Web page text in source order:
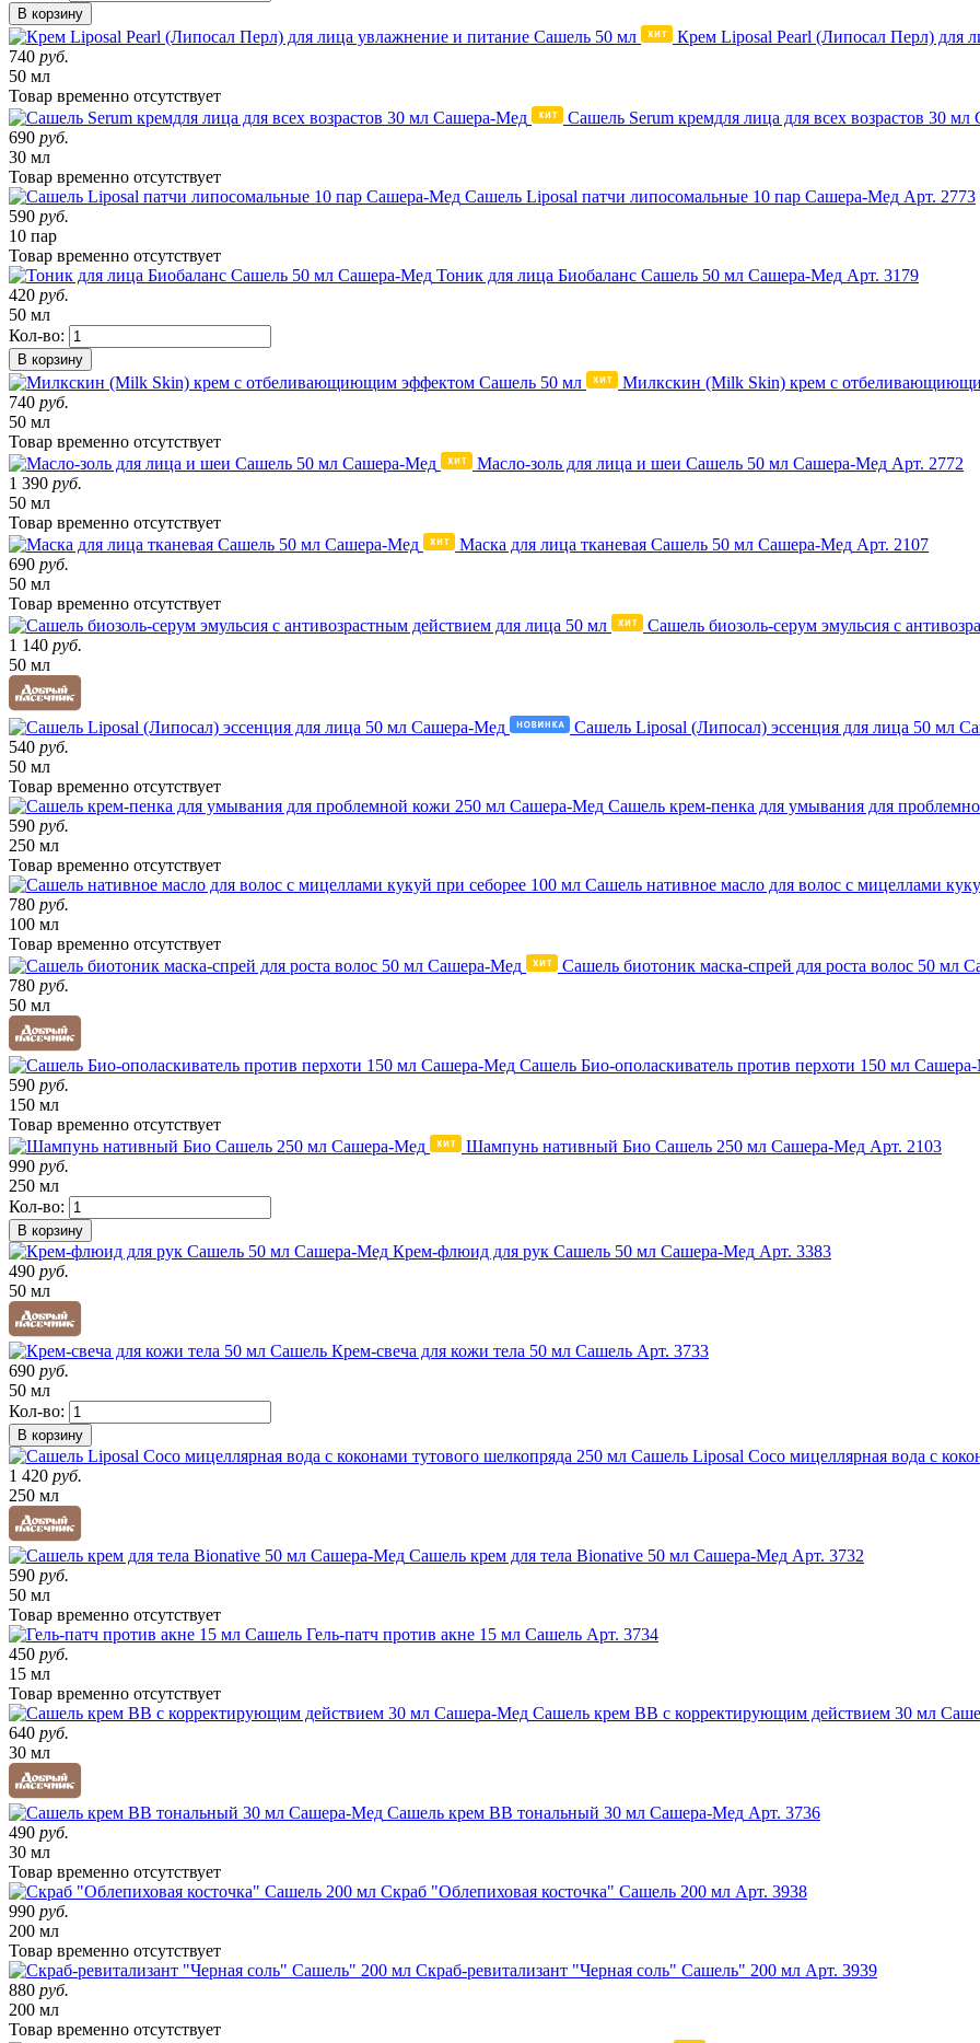
В корзину
Крем Liposal Pearl (Липосал Перл) для
740 руб.
50 мл
Товар временно отсутствует
Сашель Serum кремдля лица для всех возрастов 30
690 руб.
30 мл
Товар временно отсутствует
Сашель Liposal патчи липосомальные 10 пар Сашера-Мед Арт. 2773
590 руб.
10 пар
Товар временно отсутствует
Тоник для лица Биобаланс Сашель 50 мл Сашера-Мед Арт. 3179
420 руб.
50 мл
Кол-во:
В корзину
Милкскин (Milk Skin) крем с
740 руб.
50 мл
Товар временно отсутствует
Масло-золь для лица и шеи Сашель 50 мл Сашера-Мед Арт. 2772
1 390 руб.
50 мл
Товар временно отсутствует
Маска для лица тканевая Сашель 50 мл Сашера-Мед Арт. 2107
690 руб.
50 мл
Товар временно отсутствует
Сашель биозоль-серум эмульсия с
1 140 руб.
50 мл
Сашель Liposal (Липосал) эссенция для лица 50 мл
540 руб.
50 мл
Товар временно отсутствует
Сашель крем-пенка для умывания для
590 руб.
250 мл
Товар временно отсутствует
Сашель нативное масло для волос с мицеллами
780 руб.
100 мл
Товар временно отсутствует
Сашель биотоник маска-спрей для роста волос 50 мл
780 руб.
50 мл
Сашель Био-ополаскиватель против перхоти 150 мл
590 руб.
150 мл
Товар временно отсутствует
Шампунь нативный Био Сашель 250 мл Сашера-Мед Арт. 2103
990 руб.
250 мл
Кол-во:
В корзину
Крем-флюид для рук Сашель 50 мл Сашера-Мед Арт. 3383
490 руб.
50 мл
Крем-свеча для кожи тела 50 мл Сашель Арт. 3733
690 руб.
50 мл
Кол-во:
В корзину
Сашель Liposal Сoco мицеллярная вода с
1 420 руб.
250 мл
Сашель крем для тела Bionative 50 мл Сашера-Мед Арт. 3732
590 руб.
50 мл
Товар временно отсутствует
Гель-патч против акне 15 мл Сашель Арт. 3734
450 руб.
15 мл
Товар временно отсутствует
Сашель крем ВВ с корректирующим действием 30 мл
640 руб.
30 мл
Сашель крем ВВ тональный 30 мл Сашера-Мед Арт. 3736
490 руб.
30 мл
Товар временно отсутствует
Скраб "Облепиховая косточка" Сашель 200 мл Арт. 3938
990 руб.
200 мл
Товар временно отсутствует
Скраб-ревитализант "Черная соль" Сашель" 200 мл Арт. 3939
880 руб.
200 мл
Товар временно отсутствует